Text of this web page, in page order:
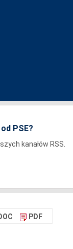
PSE?
kanałów RSS.
PDF